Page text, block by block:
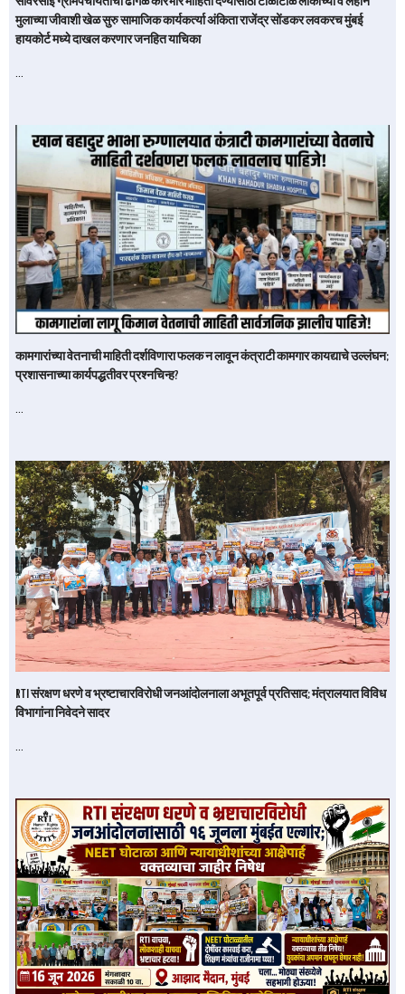
मुलाच्या जीवाशी खेळ सुरु सामाजिक कार्यकर्त्या अंकिता राजेंद्र सोंडकर लवकरच मुंबई
हायकोर्ट मध्ये दाखल करणार जनहित याचिका
…
कामगारांच्या वेतनाची माहिती दर्शविणारा फलक न लावून कंत्राटी कामगार कायद्याचे उल्लंघन;
प्रशासनाच्या कार्यपद्धतीवर प्रश्नचिन्ह?
…
RTI संरक्षण धरणे व भ्रष्टाचारविरोधी जनआंदोलनाला अभूतपूर्व प्रतिसाद; मंत्रालयात विविध
विभागांना निवेदने सादर
…